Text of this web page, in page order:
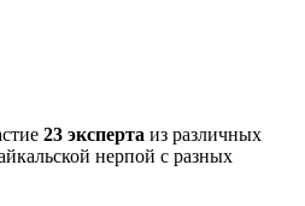
23 эксперта из различных
нерпой с разных